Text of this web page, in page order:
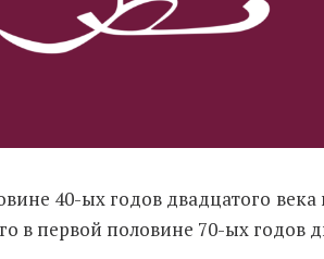
40-ых годов двадцатого
в первой половине 70-ых годов